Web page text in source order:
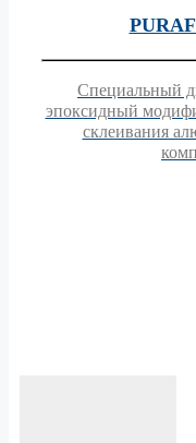
Специальный
эпоксидный
склеивания